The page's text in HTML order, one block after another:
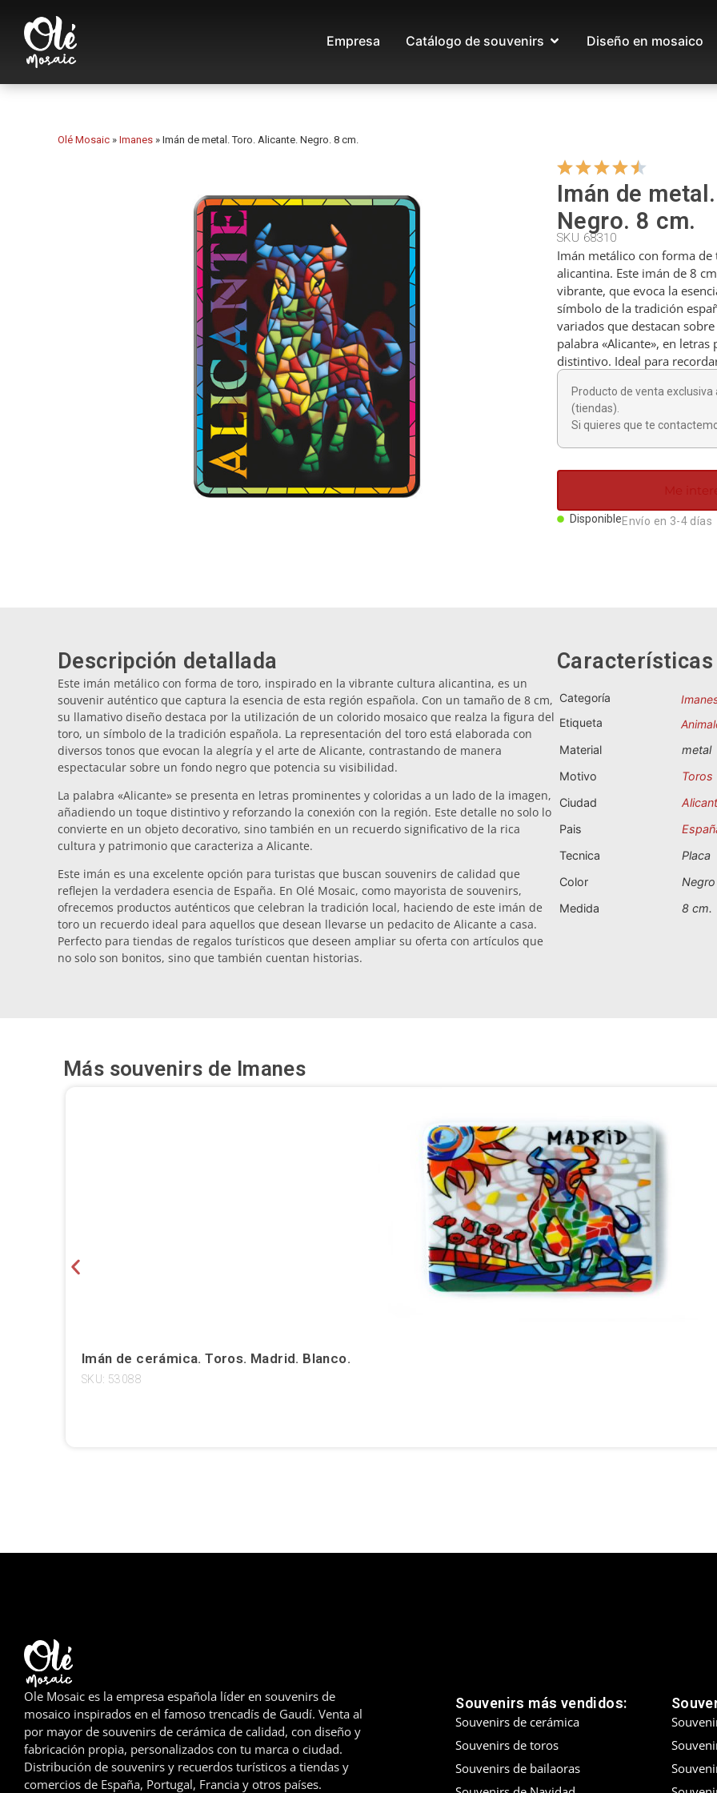
Empresa Catálogo de souvenirs Diseño en mosaico
Olé Mosaic » Imanes » Imán de metal. Toro. Alicante. Negro. 8 cm.
Imán de
Negro. 8 cm.
SKU 68310
Imán metálico con forma
alicantina. Este imán de 8
vibrante, que evoca la
símbolo de la tradición
variados que destacan
palabra «Alicante», en
distintivo. Ideal para
Producto de venta exclusiva
(tiendas).
Si quieres que te
Me
DisponibleEnvío en 3-4 días
Descripción detallada
Este imán metálico con forma de toro, inspirado en la vibrante cultura alicantina, es un
souvenir auténtico que captura la esencia de esta región española. Con un tamaño de 8 cm,
su llamativo diseño destaca por la utilización de un colorido mosaico que realza la figura del
toro, un símbolo de la tradición española. La representación del toro está elaborada con
diversos tonos que evocan la alegría y el arte de Alicante, contrastando de manera
espectacular sobre un fondo negro que potencia su visibilidad.
La palabra «Alicante» se presenta en letras prominentes y coloridas a un lado de la imagen,
añadiendo un toque distintivo y reforzando la conexión con la región. Este detalle no solo lo
convierte en un objeto decorativo, sino también en un recuerdo significativo de la rica
cultura y patrimonio que caracteriza a Alicante.
Este imán es una excelente opción para turistas que buscan souvenirs de calidad que
reflejen la verdadera esencia de España. En Olé Mosaic, como mayorista de souvenirs,
ofrecemos productos auténticos que celebran la tradición local, haciendo de este imán de
toro un recuerdo ideal para aquellos que desean llevarse un pedacito de Alicante a casa.
Perfecto para tiendas de regalos turísticos que deseen ampliar su oferta con artículos que
no solo son bonitos, sino que también cuentan historias.
Características
Categoría
Etiqueta
Material
metal
Motivo
Toros
Ciudad
Pais
Tecnica
Placa
Color
Negro
Medida
8 cm.
Más souvenirs de Imanes
Imán de cerámica. Toros. Madrid. Blanco.
SKU: 53088
Ole Mosaic es la empresa española líder en souvenirs de
mosaico inspirados en el famoso trencadís de Gaudí. Venta al
por mayor de souvenirs de cerámica de calidad, con diseño y
fabricación propia, personalizados con tu marca o ciudad.
Distribución de souvenirs y recuerdos turísticos a tiendas y
comercios de España, Portugal, Francia y otros países.
Souvenirs más vendidos:
Souvenirs de cerámica
Souvenirs de toros
Souvenirs de bailaoras